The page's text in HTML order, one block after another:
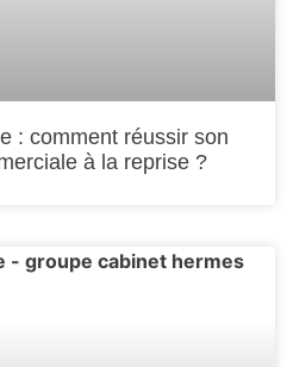
: comment réussir son
à la reprise ?